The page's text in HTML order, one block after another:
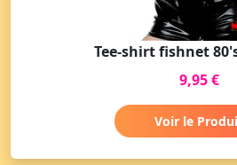
Tee-shirt fishnet
9,95 €
Voir le